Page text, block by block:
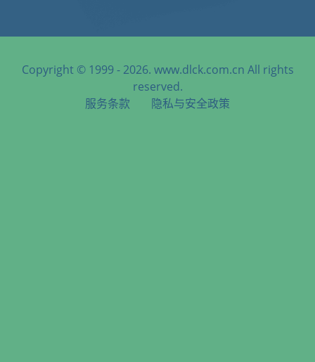
Copyright © 1999 - 2026. www.dlck.com.cn All rights
reserved.
服务条款
隐私与安全政策